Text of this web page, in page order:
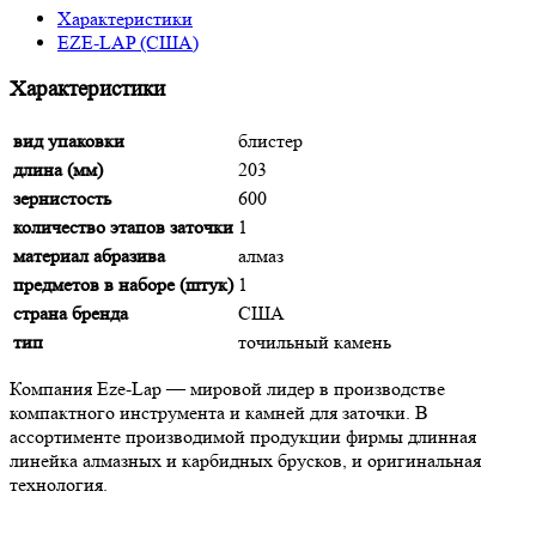
Характеристики
EZE-LAP (США)
Характеристики
вид упаковки
блистер
длина (мм)
203
зернистость
600
количество этапов заточки 1
материал абразива
алмаз
предметов в наборе (штук) 1
страна бренда
США
тип
точильный камень
Компания Eze-Lap — мировой лидер в производстве
компактного инструмента и камней для заточки. В
ассортименте производимой продукции фирмы длинная
линейка алмазных и карбидных брусков, и оригинальная
технология.